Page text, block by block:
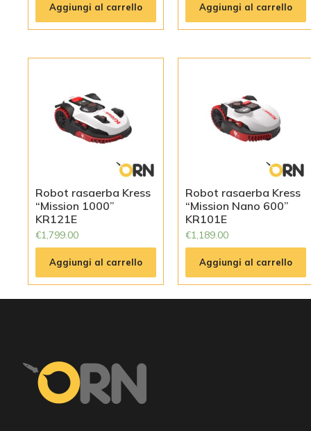
Aggiungi al carrello Aggiungi al carrello
Robot rasaerba Kress
“Mission 1000”
KR121E
€1,799.00
Aggiungi al carrello
Robot rasaerba Kress
“Mission Nano 600”
KR101E
€1,189.00
Aggiungi al carrello